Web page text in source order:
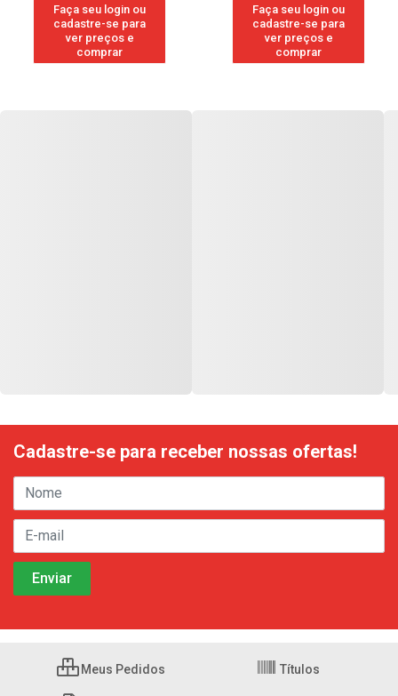
Faça seu login ou
cadastre-se para
ver preços e
comprar
Faça seu login ou
cadastre-se para
ver preços e
comprar
Cadastre-se para receber nossas ofertas!
Meus Pedidos Títulos